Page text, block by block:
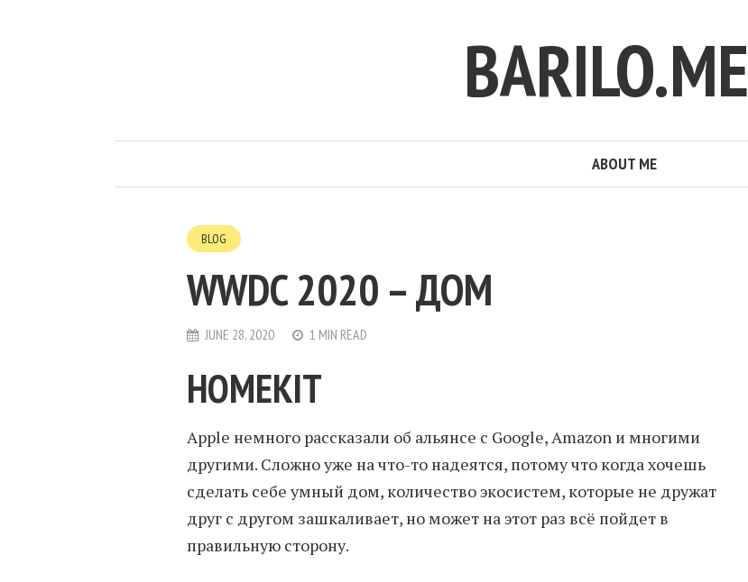
BARILO.ME
ABOUT ME
BLOG
WWDC 2020 – ДОМ
JUNE 28, 2020 1 MIN READ
HOMEKIT
Apple немного рассказали об альянсе с Google, Amazon и многими
другими. Сложно уже на что-то надеятся, потому что когда хочешь
сделать себе умный дом, количество экосистем, которые не дружат
друг с другом зашкаливает, но может на этот раз всё пойдет в
правильную сторону.